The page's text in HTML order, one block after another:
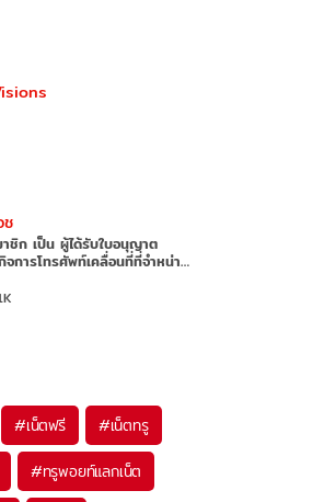
ชิก เป็น ผู้ได้รับใบอนุญาต
จการโทรศัพท์เคลื่อนที่ที่จำหน่า…
#เน็ตฟรี #เน็ตทรู
#ทรูพอยท์แลกเน็ต